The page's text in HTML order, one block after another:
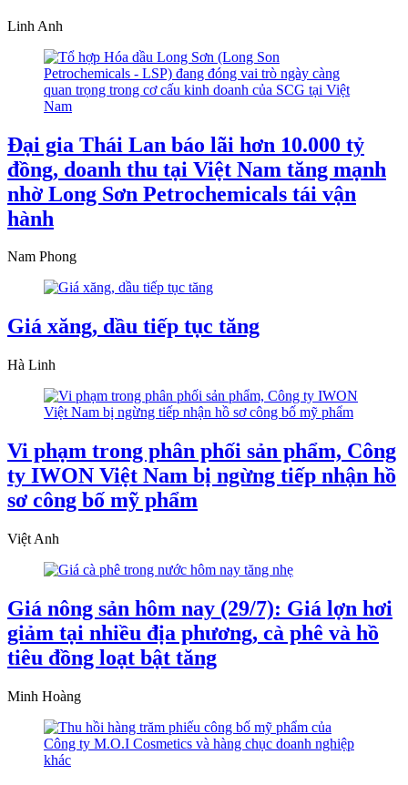
Linh Anh
Đại gia Thái Lan báo lãi hơn 10.000 tỷ
đồng, doanh thu tại Việt Nam tăng mạnh
nhờ Long Sơn Petrochemicals tái vận
hành
Nam Phong
Giá xăng, dầu tiếp tục tăng
Hà Linh
Vi phạm trong phân phối sản phẩm, Công
ty IWON Việt Nam bị ngừng tiếp nhận hồ
sơ công bố mỹ phẩm
Việt Anh
Giá nông sản hôm nay (29/7): Giá lợn hơi
giảm tại nhiều địa phương, cà phê và hồ
tiêu đồng loạt bật tăng
Minh Hoàng